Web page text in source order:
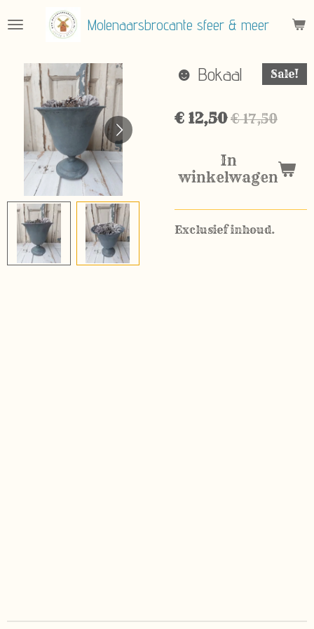
direct
hoofdinhoud
Molenaarsbrocante sfeer & meer
☻ Bokaal Sale!
€ 12,50€ 17,50
In
winkelwagen
Exclusief inhoud.